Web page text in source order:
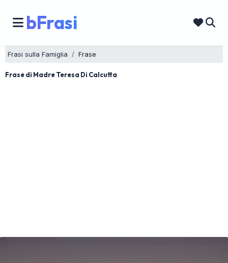
bFrasi
Frasi sulla Famiglia Frase
Frase di Madre Teresa Di Calcutta